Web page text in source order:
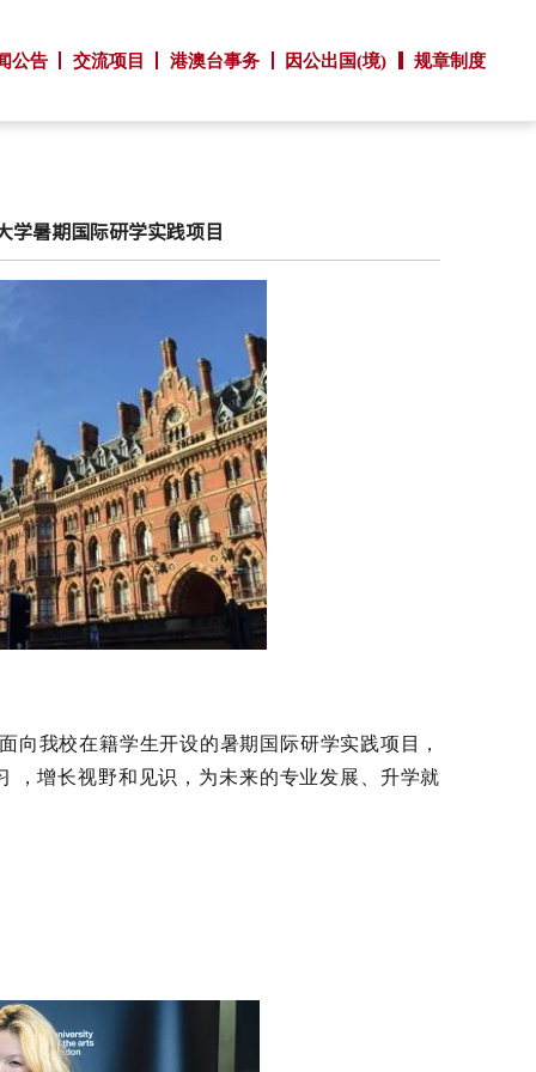
公告 交流项目 港澳台事务 因公出国(境) 规章制度
暑期国际研学实践项目
向我校在籍学生开设的暑期国际研学实践项目
，
，增长视野和见识，为未来的专业发展、升学就